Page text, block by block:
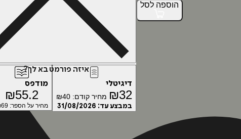
הוספה לסל
איזה פורמט בא לך?
דיגיטלי
₪32 מחיר קודם: ₪40
במבצע עד: 31/08/2026
מודפס
₪55.2
מחיר על הספר: ₪ 69